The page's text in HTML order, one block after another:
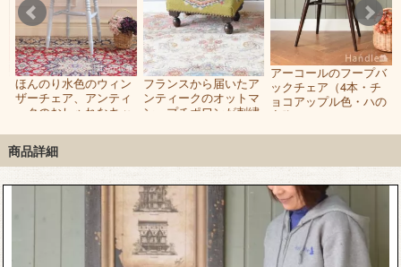
ほんのり水色のウィン
ザーチェア、アンティ
ークのおしゃれなキッ
フランスから届いたア
ンティークのオットマ
ン、プチポワンが刺繍
き
アーコールのフープバ
ックチェア（4本・チ
ョコアップル色・ハの
字脚）
商品詳細